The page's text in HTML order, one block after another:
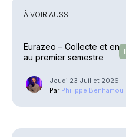
À VOIR AUSSI
Eurazeo – Collecte et
au premier semestre
Jeudi 23 Juillet 2026
Par Philippe Benhamou